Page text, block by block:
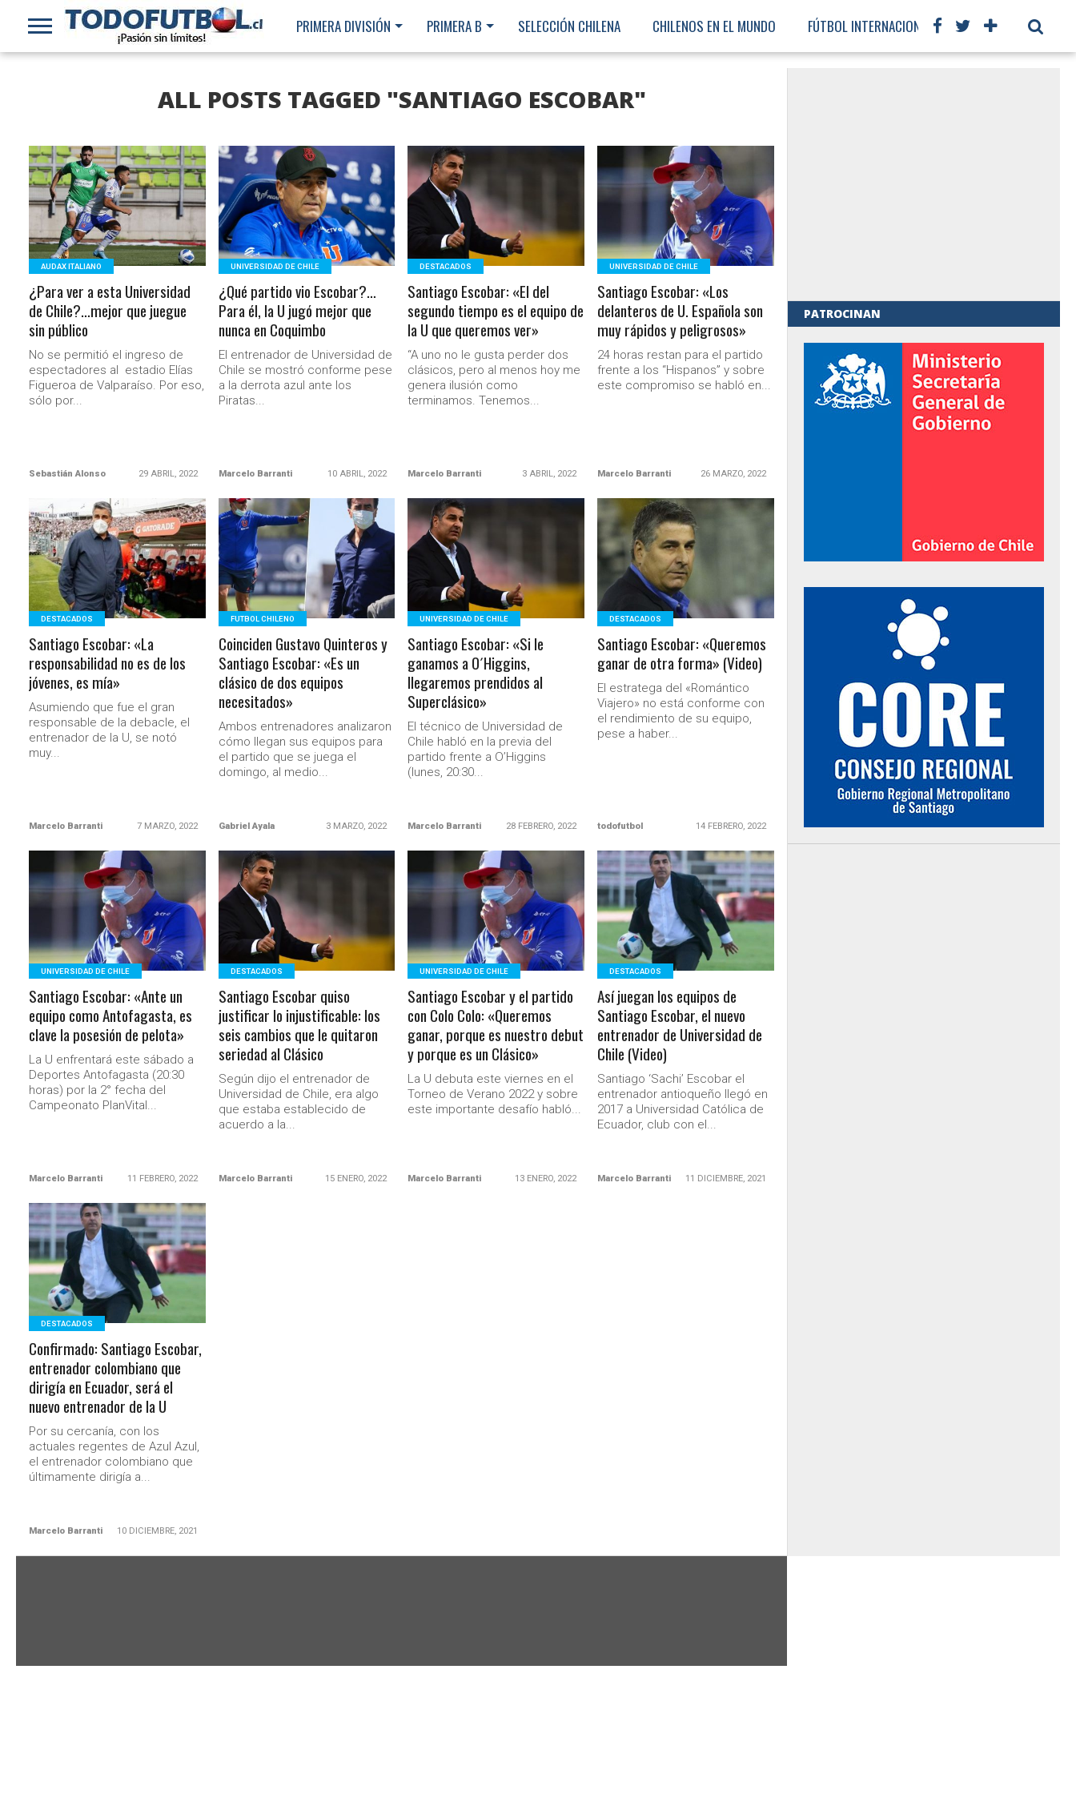
PRIMERA DIVISIÓN PRIMERA B SELECCIÓN CHILENA CHILENOS EN EL MUNDO FÚTBOL INTERNACIONAL
ALL POSTS TAGGED "SANTIAGO ESCOBAR"
LEER MÁS
AUDAX ITALIANO
¿Para ver a esta Universidad
de Chile?…mejor que juegue
sin público
No se permitió el ingreso de
espectadores al estadio Elías
Figueroa de Valparaíso. Por eso,
sólo por...
Sebastián Alonso 29 ABRIL, 2022
LEER MÁS
UNIVERSIDAD DE CHILE
¿Qué partido vio Escobar?…
Para él, la U jugó mejor que
nunca en Coquimbo
El entrenador de Universidad de
Chile se mostró conforme pese
a la derrota azul ante los
Piratas...
Marcelo Barranti 10 ABRIL, 2022
LEER MÁS
DESTACADOS
Santiago Escobar: «El del
segundo tiempo es el equipo de
la U que queremos ver»
“A uno no le gusta perder dos
clásicos, pero al menos hoy me
genera ilusión como
terminamos. Tenemos...
Marcelo Barranti 3 ABRIL, 2022
LEER MÁS
UNIVERSIDAD DE CHILE
Santiago Escobar: «Los
delanteros de U. Española son
muy rápidos y peligrosos»
24 horas restan para el partido
frente a los “Hispanos” y sobre
este compromiso se habló en...
Marcelo Barranti 26 MARZO, 2022
LEER MÁS
DESTACADOS
Santiago Escobar: «La
responsabilidad no es de los
jóvenes, es mía»
Asumiendo que fue el gran
responsable de la debacle, el
entrenador de la U, se notó
muy...
Marcelo Barranti 7 MARZO, 2022
LEER MÁS
FUTBOL CHILENO
Coinciden Gustavo Quinteros y
Santiago Escobar: «Es un
clásico de dos equipos
necesitados»
Ambos entrenadores analizaron
cómo llegan sus equipos para
el partido que se juega el
domingo, al medio...
Gabriel Ayala 3 MARZO, 2022
LEER MÁS
UNIVERSIDAD DE CHILE
Santiago Escobar: «Si le
ganamos a O´Higgins,
llegaremos prendidos al
Superclásico»
El técnico de Universidad de
Chile habló en la previa del
partido frente a O’Higgins
(lunes, 20:30...
Marcelo Barranti 28 FEBRERO, 2022
LEER MÁS
DESTACADOS
Santiago Escobar: «Queremos
ganar de otra forma» (Video)
El estratega del «Romántico
Viajero» no está conforme con
el rendimiento de su equipo,
pese a haber...
todofutbol 14 FEBRERO, 2022
LEER MÁS
UNIVERSIDAD DE CHILE
Santiago Escobar: «Ante un
equipo como Antofagasta, es
clave la posesión de pelota»
La U enfrentará este sábado a
Deportes Antofagasta (20:30
horas) por la 2° fecha del
Campeonato PlanVital...
Marcelo Barranti 11 FEBRERO, 2022
LEER MÁS
DESTACADOS
Santiago Escobar quiso
justificar lo injustificable: los
seis cambios que le quitaron
seriedad al Clásico
Según dijo el entrenador de
Universidad de Chile, era algo
que estaba establecido de
acuerdo a la...
Marcelo Barranti 15 ENERO, 2022
LEER MÁS
UNIVERSIDAD DE CHILE
Santiago Escobar y el partido
con Colo Colo: «Queremos
ganar, porque es nuestro debut
y porque es un Clásico»
La U debuta este viernes en el
Torneo de Verano 2022 y sobre
este importante desafío habló...
Marcelo Barranti 13 ENERO, 2022
LEER MÁS
DESTACADOS
Así juegan los equipos de
Santiago Escobar, el nuevo
entrenador de Universidad de
Chile (Video)
Santiago ‘Sachi’ Escobar el
entrenador antioqueño llegó en
2017 a Universidad Católica de
Ecuador, club con el...
Marcelo Barranti 11 DICIEMBRE, 2021
LEER MÁS
DESTACADOS
Confirmado: Santiago Escobar,
entrenador colombiano que
dirigía en Ecuador, será el
nuevo entrenador de la U
Por su cercanía, con los
actuales regentes de Azul Azul,
el entrenador colombiano que
últimamente dirigía a...
Marcelo Barranti 10 DICIEMBRE, 2021
PATROCINAN
Ministerio Secretaría General de Gobierno
Ministerio Secretaría General de Gobierno